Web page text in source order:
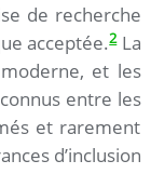
de recherche
acceptée.2La
et les
entre les
et rarement
d’inclusion